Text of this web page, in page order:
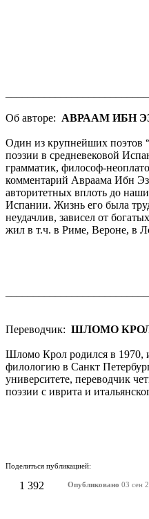
Об авторе: АВРААМ ИБН
Один из крупнейших поэтов
поэзии в средневековой
грамматик, философ-
комментарий Авраама Ибн
авторитетных вплоть до
Испании. Жизнь его была
неудачлив, зависел от
жил в т.ч. в Риме, Вероне, в
Переводчик: ШЛОМО
Шломо Крол родился в 1970,
филологию в Санкт
университете, переводчик
поэзии с иврита и
Поделиться публикацией:
1 392 Опубликовано 03 сен